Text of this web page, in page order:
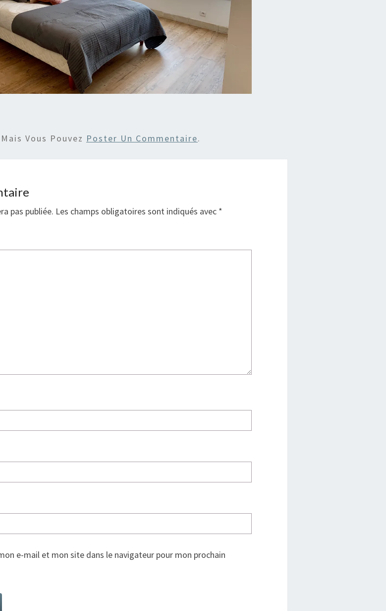
Vous Pouvez Poster Un Commentaire.
pas publiée. Les champs obligatoires sont indiqués avec *
e-mail et mon site dans le navigateur pour mon prochain